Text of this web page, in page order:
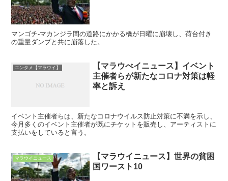
マンゴチ-マカンジラ間の道路にかかる橋が日曜に崩壊し、荷台付き
の重量ダンプと共に崩落した。
エンタメ【マラウイ】
【マラウべイニュース】イベント
主催者らが新たなコロナ対策は軽
率と訴え
イベント主催者らは、新たなコロナウイルス防止対策に不満を示し、
今月多くのイベント主催者が既にチケットを販売し、アーティストに
支払いをしていると言う。
マラウイニュース
【マラウイニュース】世界の貧困
国ワースト10